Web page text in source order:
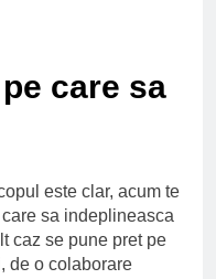
ale lui
Trump
Ago
Pamantul
Ago
Este posibil sa ne
iertam?
6 Ani Ago
care sa
este clar, acum te
sa indeplineasca
caz se pune pret pe
de o colaborare